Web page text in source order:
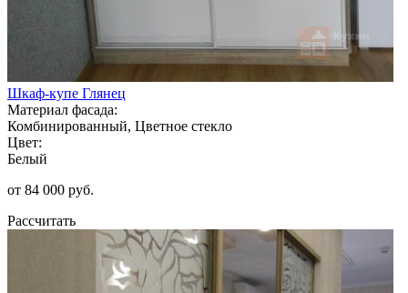
Шкаф-купе Глянец
Материал фасада:
Комбинированный, Цветное стекло
Цвет:
Белый
от 84 000 руб.
Рассчитать